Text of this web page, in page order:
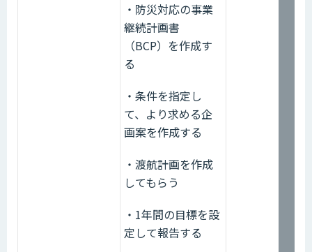
・防災対応の事業
継続計画書
（BCP）を作成す
る
・条件を指定し
て、より求める企
画案を作成する
・渡航計画を作成
してもらう
・1年間の目標を設
定して報告する